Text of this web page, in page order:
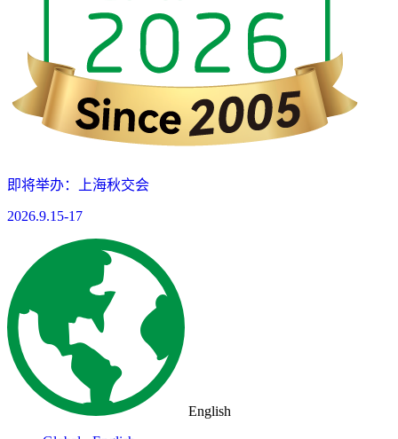
即将举办：上海秋交会
2026.9.15-17
English